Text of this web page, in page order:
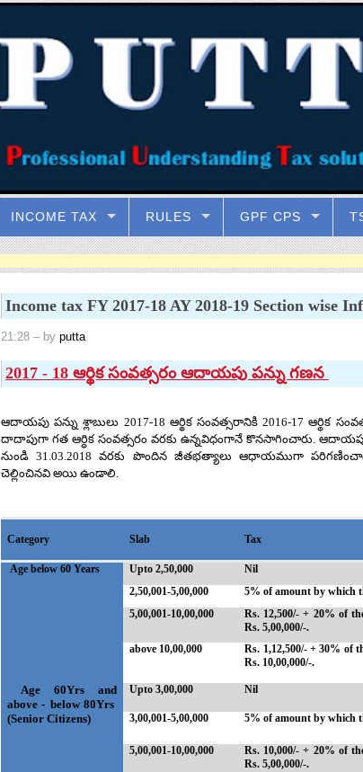
INCOME TAX RULES GPF CPS
Income tax FY 2017-18 AY 2018-19 Section wise
21:28– by putta
2017 - 18 ఆర్థిక సంవత్సరం ఆదాయపు పన్ను గణన
ఆదాయపు పన్ను శ్లాబులు 2017-18 ఆర్థిక సంవత్సరానికి 2016-17 ఆర్థిక
దాదాపుగా గత ఆర్ధిక సంవత్సరం వరకు ఉన్నవిధంగానే కొనసాగించారు. ఆదాయపు
నుండి 31.03.2018 వరకు పొందిన జీతభత్యాలు ఆధాయముగా
చెల్లించినవి అయి ఉండాలి.
Category Slab Tax
Age below 60 Years Upto 2,50,000
Nil
2,50,001-5,00,000
5% of amount by which
5,00,001-10,00,000
Rs. 12,500/- + 20% of
Rs. 5,00,000/-.
above 10,00,000
Rs. 1,12,500/- + 30% of
Rs. 10,00,000/-.
Age 60Yrs and
above - below 80Yrs
(Senior Citizens)
Upto 3,00,000 Nil
3,00,001-5,00,000 5% of amount by which
5,00,001-10,00,000
Rs. 10,000/- + 20% of
Rs. 5,00,000/-.